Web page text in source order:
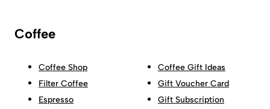
Coffee
Coffee Shop
Filter Coffee
Espresso
Coffee Gift Ideas
Gift Voucher Card
Gift Subscription